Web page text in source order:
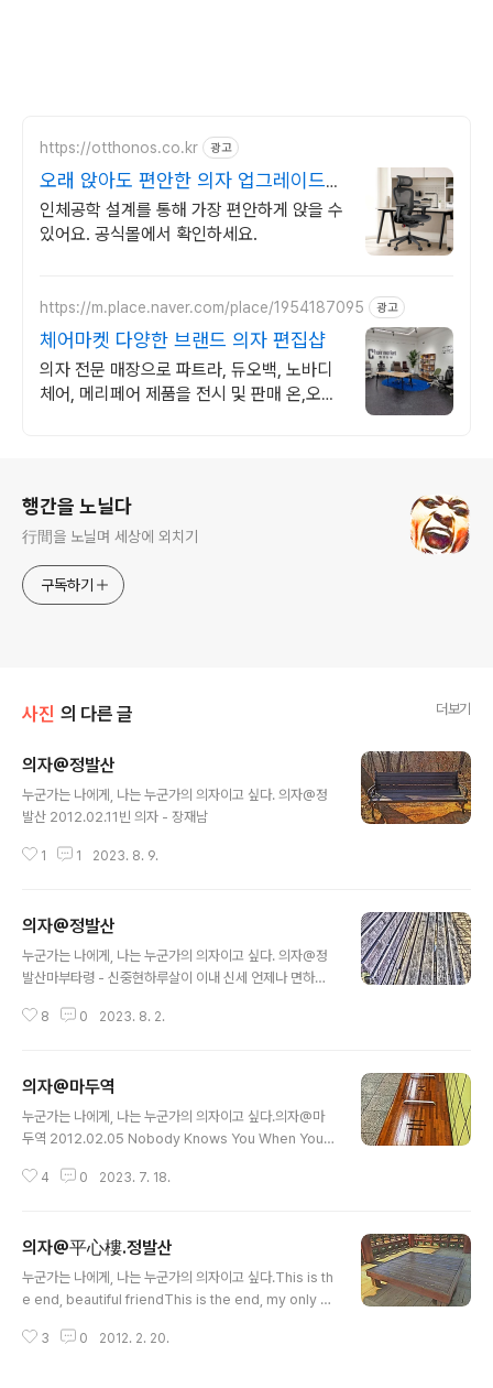
https://otthonos.co.kr 광고
오래 앉아도 편안한 의자 업그레이드위
크 ~38% 할인
인체공학 설계를 통해 가장 편안하게 앉을 수
있어요. 공식몰에서 확인하세요.
https://m.place.naver.com/place/1954187095 광고
체어마켓 다양한 브랜드 의자 편집샵
의자 전문 매장으로 파트라, 듀오백, 노바디
체어, 메리페어 제품을 전시 및 판매 온,오프
행간을 노닐다
行間을 노닐며 세상에 외치기
구독하기
사진 의 다른 글 더보기
의자@정발산
누군가는 나에게, 나는 누군가의 의자이고 싶다. 의자@정
발산 2012.02.11빈 의자 - 장재남
1 1 2023. 8. 9.
의자@정발산
누군가는 나에게, 나는 누군가의 의자이고 싶다. 의자@정
발산마부타령 - 신중현하루살이 이내 신세 언제나 면하나
어허야간밤에 꿈이 좋아 고향에 갔건만깨어보니 허사로다
8 0 2023. 8. 2.
의자@마두역
누군가는 나에게, 나는 누군가의 의자이고 싶다.의자@마
두역 2012.02.05 Nobody Knows You When Your
e of a millionaire,Spent all my money, I just did n
Then I began to fall so low,Lost all my good frie
nds, I did not have nowhere to go.I get my hand
s on a dollar again,I’m gonna hang on to it..
4 0 2023. 7. 18.
의자@平心樓.정발산
누군가는 나에게, 나는 누군가의 의자이고 싶다.This is th
e end, beautiful friendThis is the end, my only fri
verything that standsThe endNo safety or surpr
3 0 2012. 2. 20.